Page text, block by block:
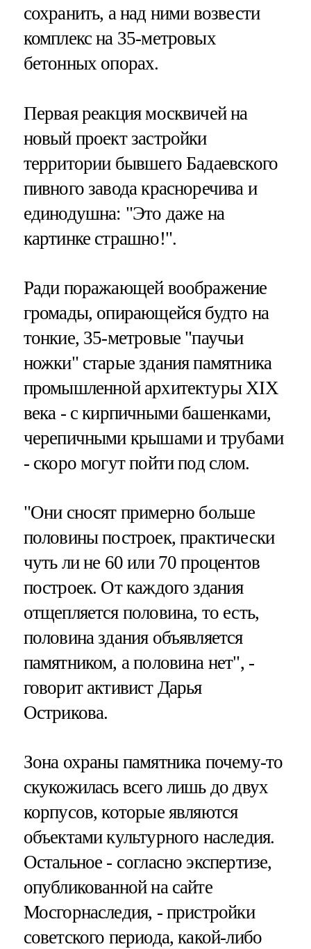
сохранить, а над ними возвести
комплекс на 35-метровых
бетонных опорах.
Первая реакция москвичей на
новый проект застройки
территории бывшего Бадаевского
пивного завода красноречива и
единодушна: "Это даже на
картинке страшно!".
Ради поражающей воображение
громады, опирающейся будто на
тонкие, 35-метровые "паучьи
ножки" старые здания памятника
промышленной архитектуры XIX
века - с кирпичными башенками,
черепичными крышами и трубами
- скоро могут пойти под слом.
"Они сносят примерно больше
половины построек, практически
чуть ли не 60 или 70 процентов
построек. От каждого здания
отщепляется половина, то есть,
половина здания объявляется
памятником, а половина нет", -
говорит активист Дарья
Острикова.
Зона охраны памятника почему-то
скукожилась всего лишь до двух
корпусов, которые являются
объектами культурного наследия.
Остальное - согласно экспертизе,
опубликованной на сайте
Мосгорнаследия, - пристройки
советского периода, какой-либо